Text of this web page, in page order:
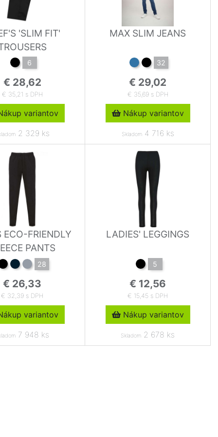
'SLIM FIT'
6
€ 28,62
€ 35,21 s DPH
variantov
2 329 ks
MAX SLIM JEANS
32
€ 29,02
€ 35,69 s DPH
Nákup variantov
Skladom4 716 ks
ECO-FRIENDLY
PANTS
28
€ 26,33
€ 32,39 s DPH
variantov
7 948 ks
LADIES' LEGGINGS
5
€ 12,56
€ 15,45 s DPH
Nákup variantov
Skladom 2 678 ks